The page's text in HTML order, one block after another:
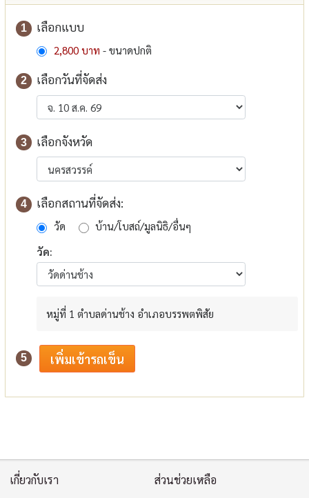
1 เลือกแบบ
2,800 บาท - ขนาดปกติ
2 เลือกวันที่จัดส่ง
3 เลือกจังหวัด
4 เลือกสถานที่จัดส่ง:
วัด
บ้าน/โบสถ์/มูลนิธิ/อื่นๆ
วัด:
หมู่ที่ 1 ตำบลด่านช้าง อำเภอบรรพตพิสัย
5
เกี่ยวกับเรา ส่วนช่วยเหลือ